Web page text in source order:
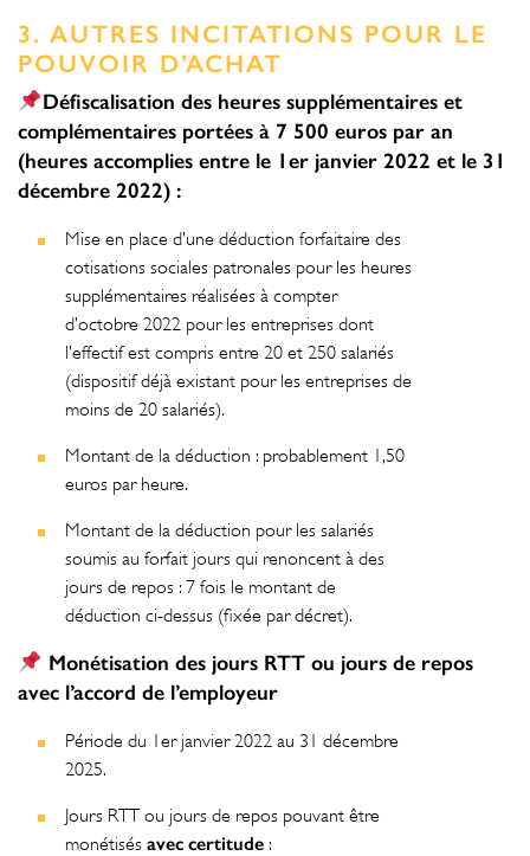
3. AUTRES INCITATIONS POUR LE
POUVOIR D’ACHAT
Défiscalisation des heures supplémentaires et
complémentaires portées à 7 500 euros par an
(heures accomplies entre le 1er janvier 2022 et le 31
décembre 2022) :
Mise en place d’une déduction forfaitaire des
cotisations sociales patronales pour les heures
supplémentaires réalisées à compter
d’octobre 2022 pour les entreprises dont
l’effectif est compris entre 20 et 250 salariés
(dispositif déjà existant pour les entreprises de
moins de 20 salariés).
Montant de la déduction : probablement 1,50
euros par heure.
Montant de la déduction pour les salariés
soumis au forfait jours qui renoncent à des
jours de repos : 7 fois le montant de
déduction ci-dessus (fixée par décret).
Monétisation des jours RTT ou jours de repos
avec l’accord de l’employeur
Période du 1er janvier 2022 au 31 décembre
2025.
Jours RTT ou jours de repos pouvant être
monétisés avec certitude :